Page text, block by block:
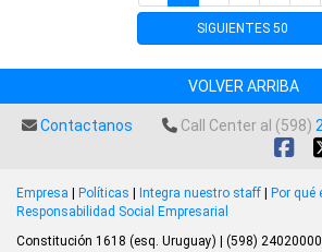
SIGUIENTES 50
VOLVER ARRIBA
Contactanos Call Center al (598)
Empresa Políticas Integra nuestro staff Por qué
Responsabilidad Social Empresarial
Constitución 1618 (esq. Uruguay) | (598) 24020000